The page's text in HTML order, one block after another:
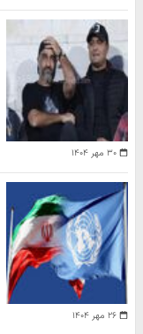
۳۰ مهر ۱۴۰۴
۲۶ مهر ۱۴۰۴